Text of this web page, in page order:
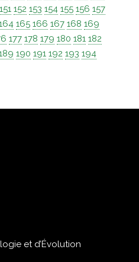
151 152 153 154 155 156 157
165 166 167 168 169
177 178 179 180 181 182
190 191 192 193 194
et d’Évolution